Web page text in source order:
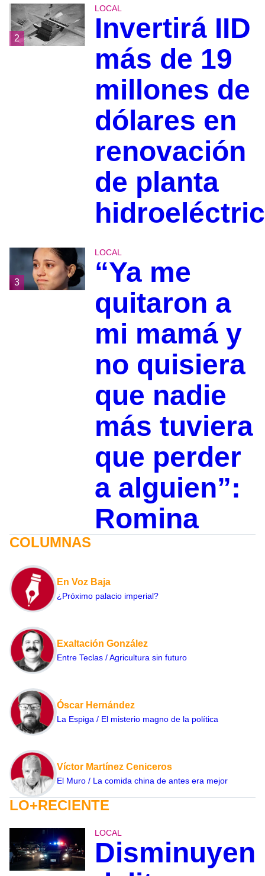
2
LOCAL
Invertirá IID
más de 19
millones de
dólares en
renovación
de planta
3
LOCAL
“Ya me
quitaron a
mi mamá y
no quisiera
que nadie
más tuviera
que perder
a alguien”:
Romina
COLUMNAS
En Voz Baja
¿Próximo palacio imperial?
Exaltación González
Entre Teclas / Agricultura sin futuro
Óscar Hernández
La Espiga / El misterio magno de la política
Víctor Martínez Ceniceros
El Muro / La comida china de antes era mejor
LO+RECIENTE
LOCAL
Disminuyen